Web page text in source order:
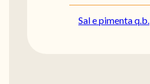
Sal e pimenta q.b.